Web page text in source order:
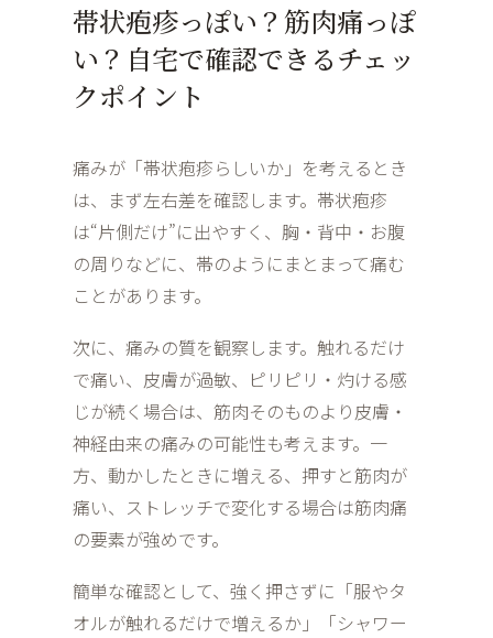
帯状疱疹っぽい？筋肉痛っぽ
い？自宅で確認できるチェッ
クポイント
痛みが「帯状疱疹らしいか」を考えるとき
は、まず左右差を確認します。帯状疱疹
は“片側だけ”に出やすく、胸・背中・お腹
の周りなどに、帯のようにまとまって痛む
ことがあります。
次に、痛みの質を観察します。触れるだけ
で痛い、皮膚が過敏、ピリピリ・灼ける感
じが続く場合は、筋肉そのものより皮膚・
神経由来の痛みの可能性も考えます。一
方、動かしたときに増える、押すと筋肉が
痛い、ストレッチで変化する場合は筋肉痛
の要素が強めです。
簡単な確認として、強く押さずに「服やタ
オルが触れるだけで増えるか」「シャワー